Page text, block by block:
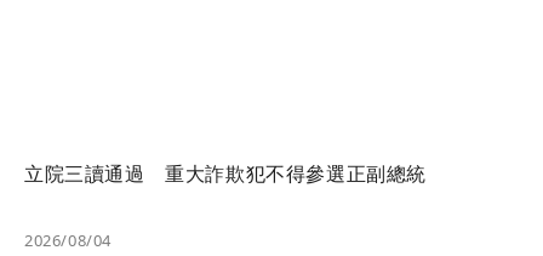
立院三讀通過 重大詐欺犯不得參選正副總統
2026/08/04